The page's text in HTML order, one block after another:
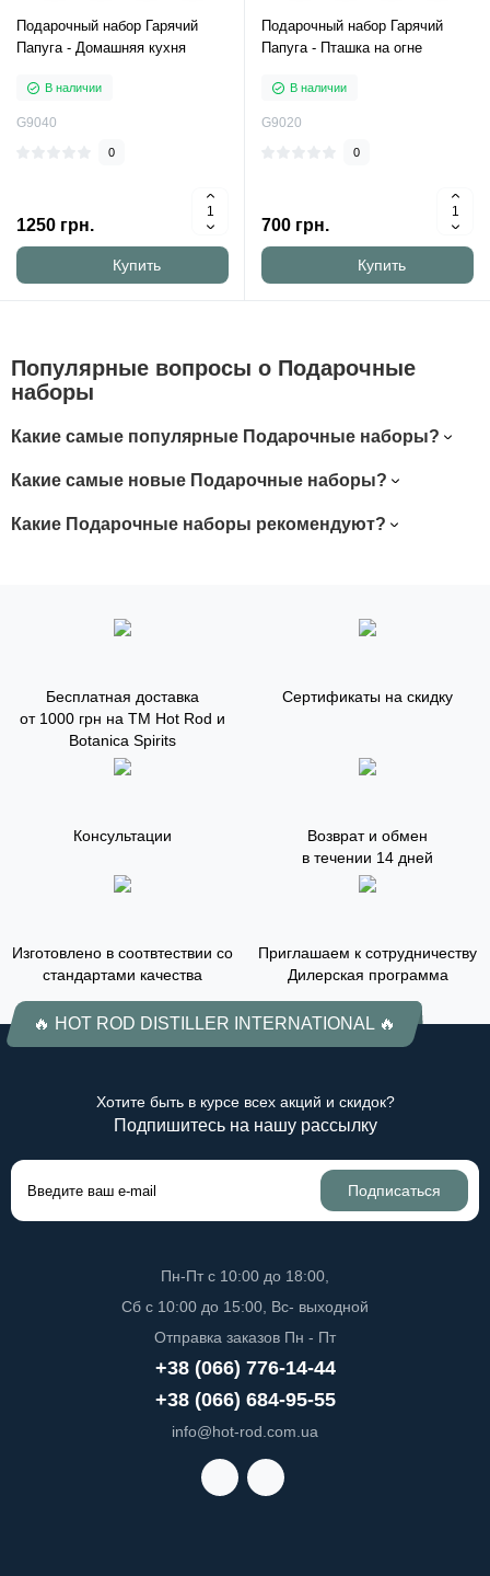
Подарочный набор Гарячий
Папуга - Домашняя кухня
В наличии
G9040
0
1250 грн.
Купить
Подарочный набор Гарячий
Папуга - Пташка на огне
В наличии
G9020
0
700 грн.
Купить
Популярные вопросы о Подарочные
наборы
Какие самые популярные Подарочные наборы?
Какие самые новые Подарочные наборы?
Какие Подарочные наборы рекомендуют?
Бесплатная доставка
от 1000 грн на ТМ Hot Rod и
Botanica Spirits
Сертификаты на скидку
Консультации
Возврат и обмен
в течении 14 дней
Изготовлено в соотвтествии со
стандартами качества
Приглашаем к сотрудничеству
Дилерская программа
🔥 HOT ROD DISTILLER INTERNATIONAL 🔥
Хотите быть в курсе всех акций и скидок?
Подпишитесь на нашу рассылку
Подписаться
Пн-Пт с 10:00 до 18:00,
Сб с 10:00 до 15:00, Вс- выходной
Отправка заказов Пн - Пт
+38 (066) 776-14-44
+38 (066) 684-95-55
info@hot-rod.com.ua